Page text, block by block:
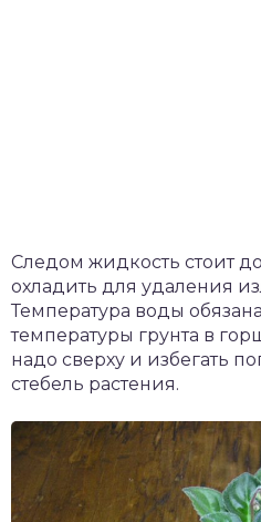
Следом жидкость стоит
охладить для удаления
Температура воды
температуры грунта в
надо сверху и избегать
стебель растения.